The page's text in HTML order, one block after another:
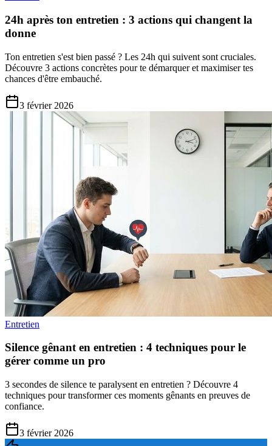
24h après ton entretien : 3 actions qui changent la
donne
Ton entretien s'est bien passé ? Les 24h qui suivent sont cruciales.
Découvre 3 actions concrètes pour te démarquer et maximiser tes
chances d'être embauché.
3 février 2026
Entretien
Silence gênant en entretien : 4 techniques pour le
gérer comme un pro
3 secondes de silence te paralysent en entretien ? Découvre 4
techniques pour transformer ces moments gênants en preuves de
confiance.
3 février 2026